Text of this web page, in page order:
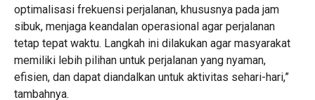
optimalisasi frekuensi perjalanan, khususnya pada jam
sibuk, menjaga keandalan operasional agar perjalanan
tetap tepat waktu. Langkah ini dilakukan agar masyarakat
memiliki lebih pilihan untuk perjalanan yang nyaman,
efisien, dan dapat diandalkan untuk aktivitas sehari-hari,”
tambahnya.